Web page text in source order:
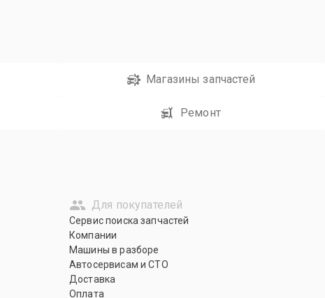
Магазины запчастей
Ремонт
Для покупателей
Сервис поиска запчастей
Компании
Машины в разборе
Автосервисам и СТО
Доставка
Оплата